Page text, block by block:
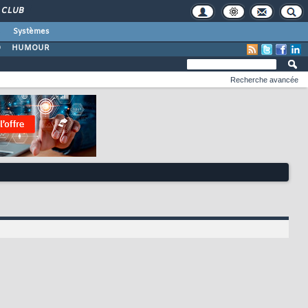
CLUB
Systèmes
HUMOUR
Recherche avancée